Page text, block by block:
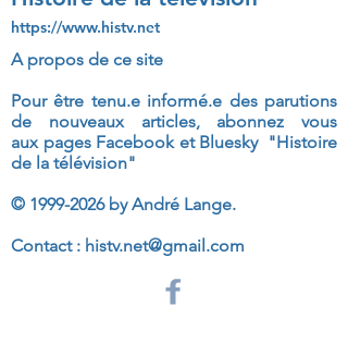
https://www.histv.net
A propos de ce site
Pour être tenu.e informé.e des parutions
de nouveaux articles, abonnez vous
aux pages Facebook et Bluesky "Histoire
de la télévision"
© 1999-2026by André Lange.
Contact : histv.net@gmail.com